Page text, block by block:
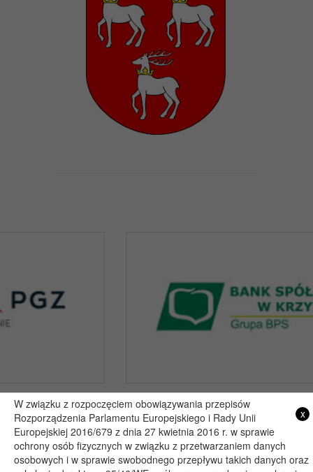
Copyright 2019@ - Muzeum Henryka Sienkiewicza w Woli Okrzejskiej
Projekt i wykonanie: itlu.pl
x
W związku z rozpoczęciem obowiązywania przepisów
Rozporządzenia Parlamentu Europejskiego i Rady Unii
Europejskiej 2016/679 z dnia 27 kwietnia 2016 r. w sprawie
ochrony osób fizycznych w związku z przetwarzaniem danych
osobowych i w sprawie swobodnego przepływu takich danych oraz